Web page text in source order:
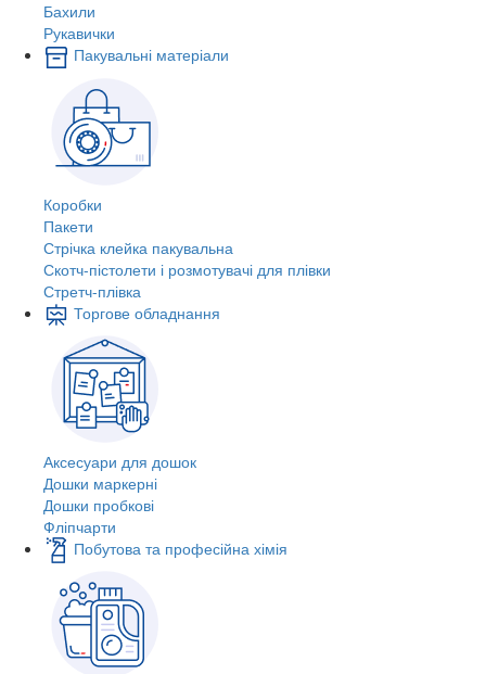
Бахили
Рукавички
Пакувальні матеріали
Коробки
Пакети
Стрічка клейка пакувальна
Скотч-пістолети і розмотувачі для плівки
Стретч-плівка
Торгове обладнання
Аксесуари для дошок
Дошки маркерні
Дошки пробкові
Фліпчарти
Побутова та професійна хімія